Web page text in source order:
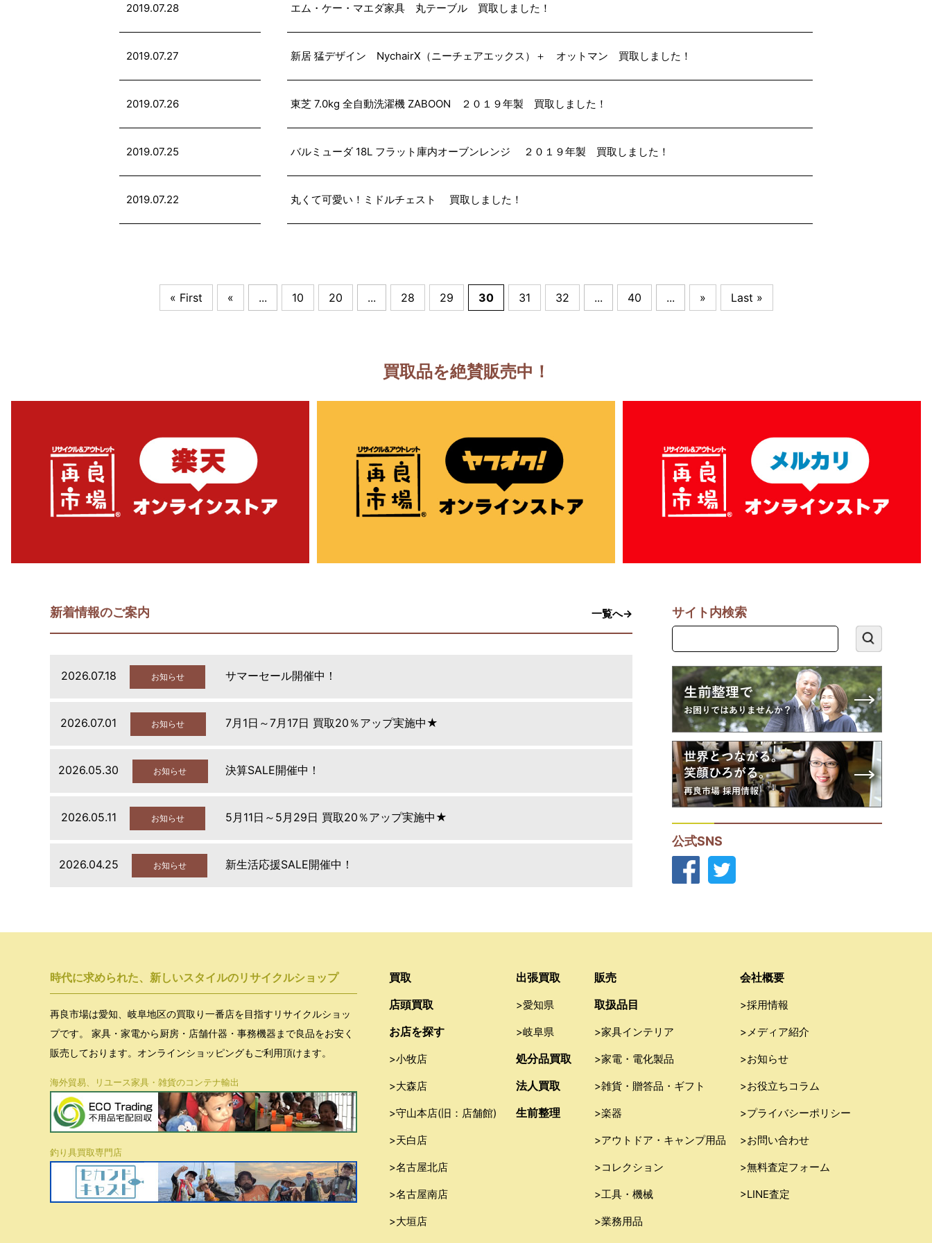
2019.07.28 エム・ケー・マエダ家具 丸テーブル 買取しました！
2019.07.27 新居 猛デザイン NychairX（ニーチェアエックス）＋ オットマン 買取しました！
2019.07.26 東芝 7.0kg 全自動洗濯機 ZABOON ２０１９年製 買取しました！
2019.07.25 バルミューダ 18L フラット庫内オーブンレンジ ２０１９年製 買取しました！
2019.07.22 丸くて可愛い！ミドルチェスト 買取しました！
« First « ... 10 20 ... 28 29 30 31 32 ... 40 ... » Last »
買取品を絶賛販売中！
新着情報のご案内 一覧へ→
2026.07.18 お知らせ サマーセール開催中！
2026.07.01 お知らせ 7月1日～7月17日 買取20％アップ実施中★
2026.05.30 お知らせ 決算SALE開催中！
2026.05.11 お知らせ 5月11日～5月29日 買取20％アップ実施中★
2026.04.25 お知らせ 新生活応援SALE開催中！
サイト内検索
公式SNS
時代に求められた、新しいスタイルのリサイクルショップ
再良市場は愛知、岐阜地区の買取り一番店を目指すリサイクルショッ
プです。 家具・家電から厨房・店舗什器・事務機器まで良品をお安く
販売しております。オンラインショッピングもご利用頂けます。
海外貿易、リユース家具・雑貨のコンテナ輸出
釣り具買取専門店
買取
店頭買取
お店を探す
>小牧店
>大森店
>守山本店(旧：店舗館)
>天白店
>名古屋北店
>名古屋南店
>大垣店
出張買取
>愛知県
>岐阜県
処分品買取
法人買取
生前整理
販売
取扱品目
>家具インテリア
>家電・電化製品
>雑貨・贈答品・ギフト
>楽器
>アウトドア・キャンプ用品
>コレクション
>工具・機械
>業務用品
会社概要
>採用情報
>メディア紹介
>お知らせ
>お役立ちコラム
>プライバシーポリシー
>お問い合わせ
>無料査定フォーム
>LINE査定